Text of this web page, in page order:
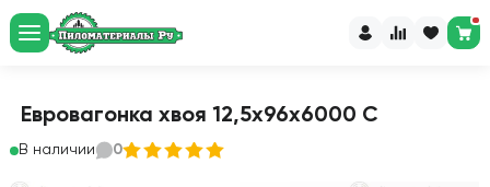
Евровагонка хвоя 12,5х96х6000 С
В наличии 0